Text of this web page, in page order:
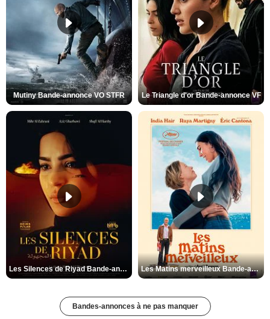
Mutiny Bande-annonce VO STFR Le Triangle d'or Bande-annonce VF
Les Silences de Riyad Bande-annonce VO STFR Les Matins merveilleux Bande-annonce VF
Bandes-annonces à ne pas manquer